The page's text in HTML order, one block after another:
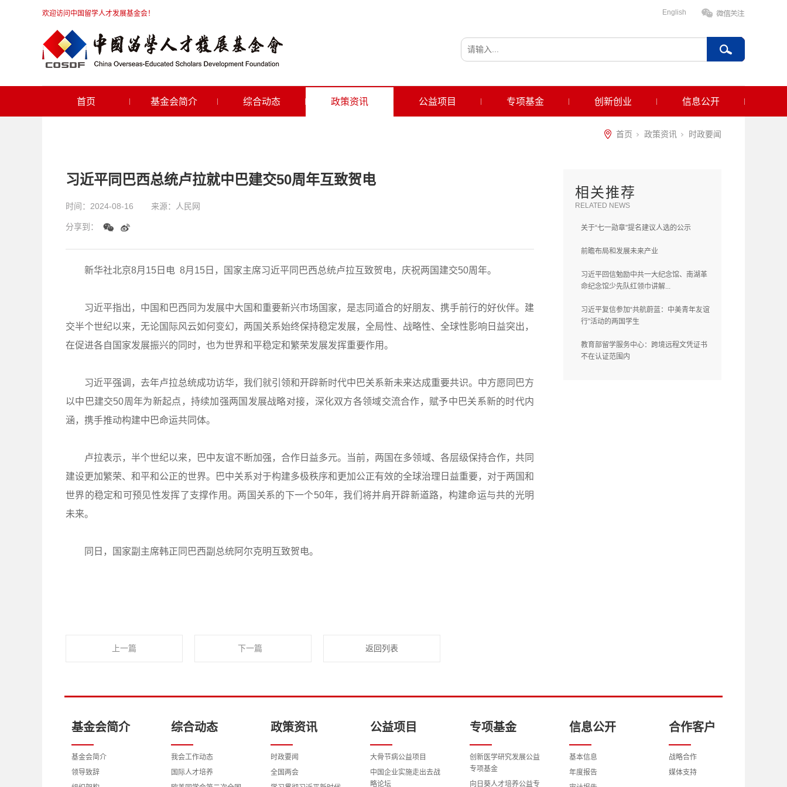
欢迎访问中国留学人才发展基金会！ English
首页 基金会简介 综合动态 政策资讯 公益项目 专项基金 创新创业 信息公开
首页 政策资讯 时政要闻
习近平同巴西总统卢拉就中巴建交50周年互致贺电
时间： 2024-08-16 来源： 人民网
分享到：
新华社北京8月15日电 8月15日，国家主席习近平同巴西总统卢拉互致贺电，庆祝两国建交50周年。
习近平指出，中国和巴西同为发展中大国和重要新兴市场国家，是志同道合的好朋友、携手前行的好伙伴。建
交半个世纪以来，无论国际风云如何变幻，两国关系始终保持稳定发展，全局性、战略性、全球性影响日益突出，
在促进各自国家发展振兴的同时，也为世界和平稳定和繁荣发展发挥重要作用。
习近平强调，去年卢拉总统成功访华，我们就引领和开辟新时代中巴关系新未来达成重要共识。中方愿同巴方
以中巴建交50周年为新起点，持续加强两国发展战略对接，深化双方各领域交流合作，赋予中巴关系新的时代内
涵，携手推动构建中巴命运共同体。
卢拉表示，半个世纪以来，巴中友谊不断加强，合作日益多元。当前，两国在多领域、各层级保持合作，共同
建设更加繁荣、和平和公正的世界。巴中关系对于构建多极秩序和更加公正有效的全球治理日益重要，对于两国和
世界的稳定和可预见性发挥了支撑作用。两国关系的下一个50年，我们将并肩开辟新道路，构建命运与共的光明
未来。
同日，国家副主席韩正同巴西副总统阿尔克明互致贺电。
上一篇 下一篇 返回列表
相关推荐
RELATED NEWS
关于“七一勋章”提名建议人选的公示
前瞻布局和发展未来产业
习近平回信勉励中共一大纪念馆、南湖革
命纪念馆少先队红领巾讲解...
习近平复信参加“共航蔚蓝：中美青年友谊
行”活动的两国学生
教育部留学服务中心：跨境远程文凭证书
不在认证范围内
基金会简介
基金会简介
领导致辞
综合动态
我会工作动态
国际人才培养
政策资讯
时政要闻
全国两会
公益项目
大骨节病公益项目
中国企业实施走出去战
略论坛
专项基金
创新医学研究发展公益
专项基金
向日葵人才培养公益专
信息公开
基本信息
年度报告
合作客户
战略合作
媒体支持